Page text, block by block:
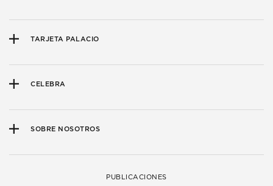
TARJETA PALACIO
CELEBRA
SOBRE NOSOTROS
PUBLICACIONES